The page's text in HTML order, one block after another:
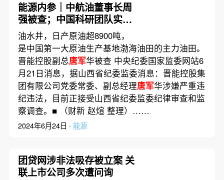
能源内参｜中航油董事长周
强被查；中国科研团队实现
海上风电驱动海水制氢
油水井，日产原油超8900吨，
是中国第一大原油生产基地渤海油田的主力油田。
晋能控股副总唐军华被查 中央纪委国家监委网站6
月21日消息，据山西省纪委监委消息：晋能控股集
团有限公司党委常委、副总经理唐军华涉嫌严重违
纪违法，目前正接受山西省纪委监委纪律审查和监
察调查。■ （财新 赵煊 整理）……
2024年6月24日 · 能源
团贷网涉非法吸存被立案 关
联上市公司多次遭问询